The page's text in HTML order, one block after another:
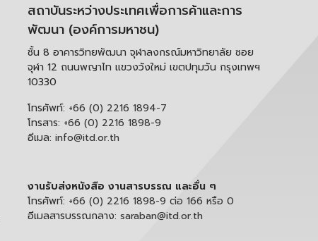
สถาบันระหว่างประเทศเพื่อการค้าและการ
พัฒนา (องค์การมหาชน)
ชั้น 8 อาคารวิทยพัฒนา จุฬาลงกรณ์มหาวิทยาลัย ซอย
จุฬา 12 ถนนพญาไท แขวงวังใหม่ เขตปทุมวัน กรุงเทพฯ
10330
โทรศัพท์: +66 (0) 2216 1894-7
โทรสาร: +66 (0) 2216 1898-9
อีเมล: info@itd.or.th
งานรับส่งหนังสือ งานสารบรรณ และอื่น ๆ
โทรศัพท์: +66 (0) 2216 1898-9 ต่อ 166 หรือ 0
อีเมลสารบรรณกลาง: saraban@itd.or.th